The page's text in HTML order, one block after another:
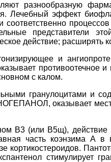
разнообразную
Лечебный эффект
представители
действие;
и
противоотечное
с калом.
гранулоцитами и
оказывает
(или В5щ), действие
часть коэнзима А
стимулирует